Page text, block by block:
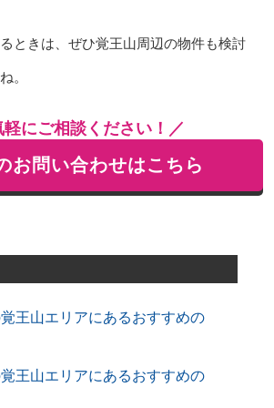
ときは、ぜひ覚王山周辺の物件も検討
。
軽にご相談ください！／
お問い合わせはこちら
王山エリアにあるおすすめの
王山エリアにあるおすすめの